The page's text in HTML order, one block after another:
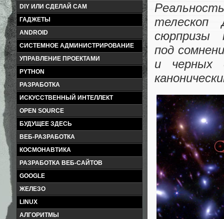
DIY ИЛИ СДЕЛАЙ САМ
ГАДЖЕТЫ
ANDROID
СИСТЕМНОЕ АДМИНИСТРИРОВАНИЕ
УПРАВЛЕНИЕ ПРОЕКТАМИ
PYTHON
РАЗРАБОТКА
ИСКУССТВЕННЫЙ ИНТЕЛЛЕКТ
OPEN SOURCE
БУДУЩЕЕ ЗДЕСЬ
ВЕБ-РАЗРАБОТКА
КОСМОНАВТИКА
РАЗРАБОТКА ВЕБ-САЙТОВ
GOOGLE
ЖЕЛЕЗО
LINUX
АЛГОРИТМЫ
под
и черных